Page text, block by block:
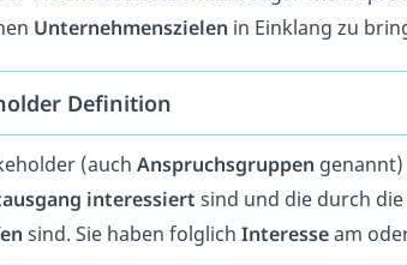
Unternehmenszielen in Einklang zu
Definition
(auch Anspruchsgruppen
interessiert sind und die durch
sind. Sie haben folglich Interesseam